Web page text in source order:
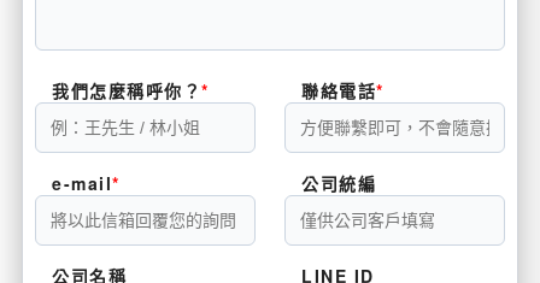
我們怎麼稱呼你？ 聯絡電話
e-mail 公司統編
公司名稱 LINE ID